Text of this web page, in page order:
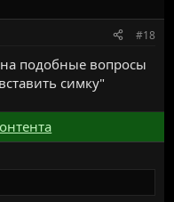
#18
подобные вопросы
симку"